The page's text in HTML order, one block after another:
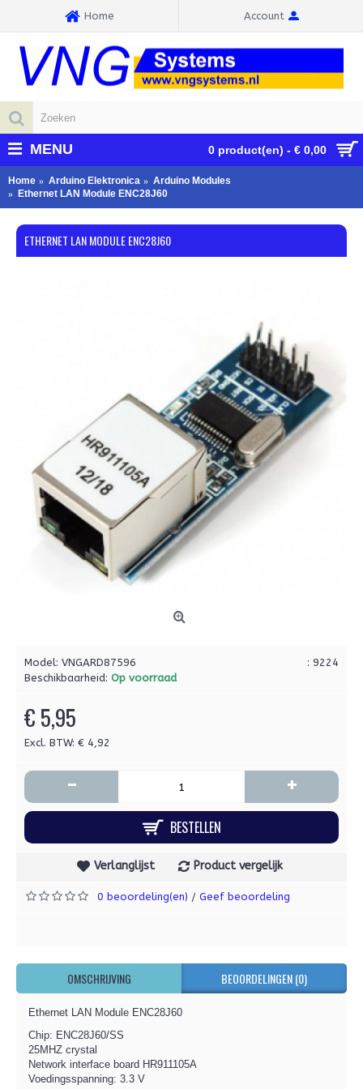
Home Account
0 product(en) - € 0,00
MENU
Home Arduino Elektronica
Arduino Modules
Ethernet LAN Module ENC28J60
ETHERNET LAN MODULE ENC28J60
: 9224
Model: VNGARD87596
Beschikbaarheid: Op voorraad
€ 5,95
Excl. BTW: € 4,92
- +
BESTELLEN
Verlanglijst Product vergelijk
0 beoordeling(en) / Geef beoordeling
OMSCHRIJVING BEOORDELINGEN (0)
Ethernet LAN Module ENC28J60
Chip: ENC28J60/SS
25MHZ crystal
Network interface board HR911105A
Voedingsspanning: 3.3 V